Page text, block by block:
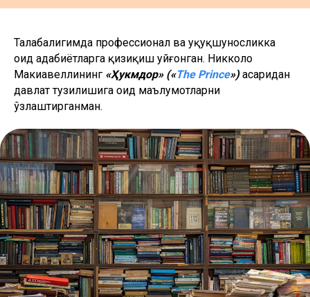
Талабалигимда профессионал ва ҳуқуқшуносликка
оид адабиётларга қизиқиш уйғонган. Никколо
Макиавеллининг «Ҳукмдор» («Тhe Prince»)асаридан
давлат тузилишига оид маълумотларни
ўзлаштирганман.